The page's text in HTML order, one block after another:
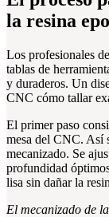
la resina
Los profesionales
tablas de
y duraderos. Un
CNC cómo tallar
El primer paso
mesa del CNC. Así
mecanizado. Se
profundidad
lisa sin dañar la
El mecanizado de